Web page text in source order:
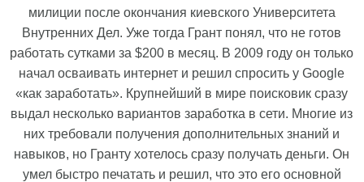
милиции после окончания киевского Университета
Внутренних Дел. Уже тогда Грант понял, что не готов
работать сутками за $200 в месяц. В 2009 году он только
начал осваивать интернет и решил спросить у Google
«как заработать». Крупнейший в мире поисковик сразу
выдал несколько вариантов заработка в сети. Многие из
них требовали получения дополнительных знаний и
навыков, но Гранту хотелось сразу получать деньги. Он
умел быстро печатать и решил, что это его основной